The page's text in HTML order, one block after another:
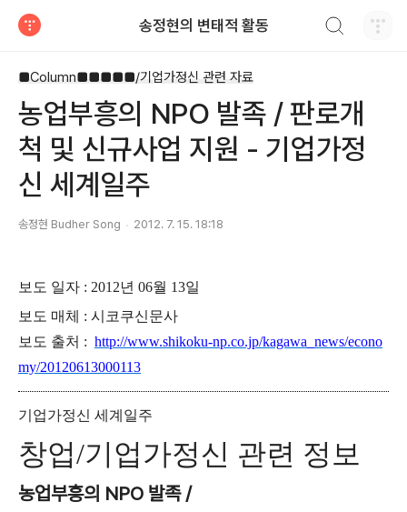
송정현의 변태적 활동
■Column■■■■■/기업가정신 관련 자료
농업부흥의 NPO 발족 / 판로개
척 및 신규사업 지원 - 기업가정
신 세계일주
송정현 Budher Song 2012. 7. 15. 18:18
보도 일자 : 2012년 06월 13일
보도 매체 : 시코쿠신문사
보도 출처 : http://www.shikoku-np.co.jp/kagawa_news/econo
my/20120613000113
기업가정신 세계일주
창업/기업가정신 관련 정보
농업부흥의 NPO 발족 /